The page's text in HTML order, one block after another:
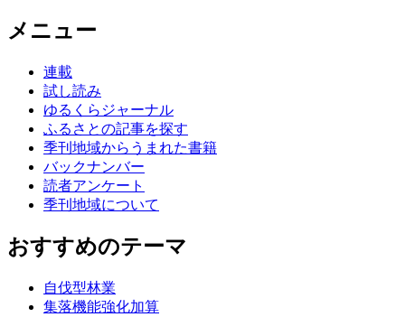
メニュー
連載
試し読み
ゆるくらジャーナル
ふるさとの記事を探す
季刊地域からうまれた書籍
バックナンバー
読者アンケート
季刊地域について
おすすめのテーマ
自伐型林業
集落機能強化加算